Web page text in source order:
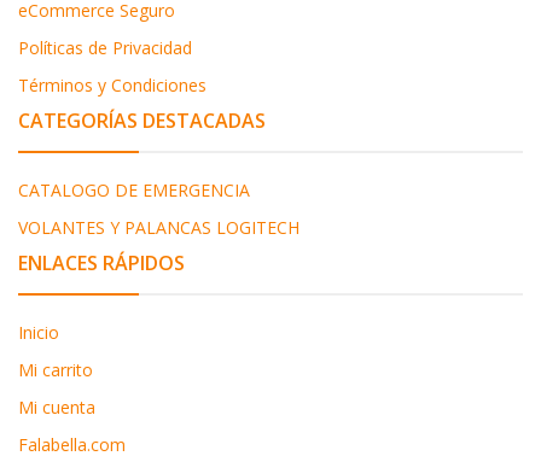
eCommerce Seguro
Políticas de Privacidad
Términos y Condiciones
CATEGORÍAS DESTACADAS
CATALOGO DE EMERGENCIA
VOLANTES Y PALANCAS LOGITECH
ENLACES RÁPIDOS
Inicio
Mi carrito
Mi cuenta
Falabella.com